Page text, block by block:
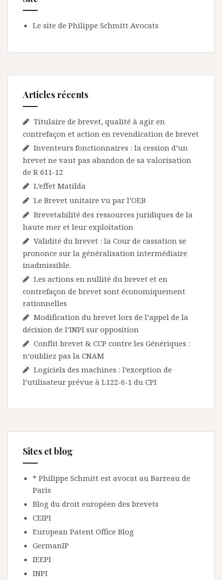
Le site de Philippe Schmitt Avocats
Articles récents
Titulaire de brevet, qualité à agir en
contrefaçon et action en revendication de brevet
Inventeurs fonctionnaires : la cession d’un
brevet ne vaut pas abandon de sa valorisation
de R 611-12
L’effet Matilda
Le Brevet unitaire vu par l’OEB
Brevetabilité des ressources juridiques de la
haute mer et leur exploitation
Validité du brevet : la Cour de cassation se
prononce sur la généralisation intermédiaire
inadmissible.
Les actions en nullité du brevet et en
contrefaçon de brevet sont économiquement
rationnelles
Modification du brevet lors de l’appel de la
décision de l’INPI sur opposition
Conflit brevet & CCP contre les Génériques :
n‘oubliez pas la CNAM
Logiciels des machines : l’exception de
l’utilisateur prévue à L122-6-1 du CPI
Sites et blog
* Philippe Schmitt est avocat au Barreau de
Paris
Blog du droit européen des brevets
CEIPI
European Patent Office Blog
GermanIP
IEEPI
INPI